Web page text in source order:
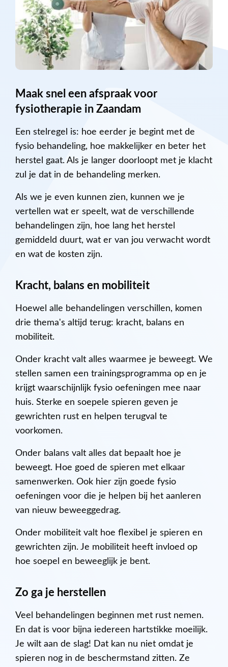
Maak snel een afspraak voor
fysiotherapie in Zaandam
Een stelregel is: hoe eerder je begint met de
fysio behandeling, hoe makkelijker en beter het
herstel gaat. Als je langer doorloopt met je klacht
zul je dat in de behandeling merken.
Als we je even kunnen zien, kunnen we je
vertellen wat er speelt, wat de verschillende
behandelingen zijn, hoe lang het herstel
gemiddeld duurt, wat er van jou verwacht wordt
en wat de kosten zijn.
Kracht, balans en mobiliteit
Hoewel alle behandelingen verschillen, komen
drie thema's altijd terug: kracht, balans en
mobiliteit.
Onder kracht valt alles waarmee je beweegt. We
stellen samen een trainingsprogramma op en je
krijgt waarschijnlijk fysio oefeningen mee naar
huis. Sterke en soepele spieren geven je
gewrichten rust en helpen terugval te
voorkomen.
Onder balans valt alles dat bepaalt hoe je
beweegt. Hoe goed de spieren met elkaar
samenwerken. Ook hier zijn goede fysio
oefeningen voor die je helpen bij het aanleren
van nieuw beweeggedrag.
Onder mobiliteit valt hoe flexibel je spieren en
gewrichten zijn. Je mobiliteit heeft invloed op
hoe soepel en beweeglijk je bent.
Zo ga je herstellen
Veel behandelingen beginnen met rust nemen.
En dat is voor bijna iedereen hartstikke moeilijk.
Je wilt aan de slag! Dat kan nu niet omdat je
spieren nog in de beschermstand zitten. Ze